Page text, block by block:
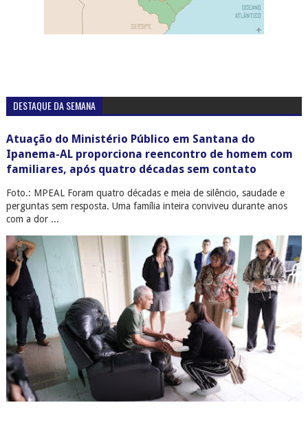
DESTAQUE DA SEMANA
Atuação do Ministério Público em Santana do
Ipanema-AL proporciona reencontro de homem com
familiares, após quatro décadas sem contato
Foto.: MPEAL Foram quatro décadas e meia de silêncio, saudade e
perguntas sem resposta. Uma família inteira conviveu durante anos
com a dor ...